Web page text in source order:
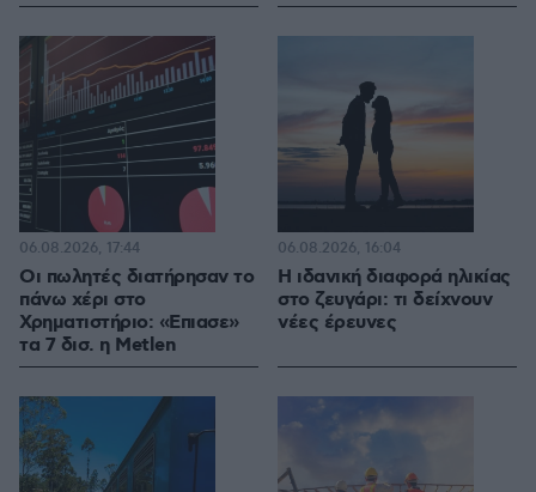
Οι πωλητές διατήρησαν το
πάνω χέρι στο
Χρηματιστήριο: «Επιασε»
τα 7 δισ. η Metlen
06.08.2026, 17:44
Η ιδανική διαφορά ηλικίας
στο ζευγάρι: τι δείχνουν
νέες έρευνες
06.08.2026, 16:04